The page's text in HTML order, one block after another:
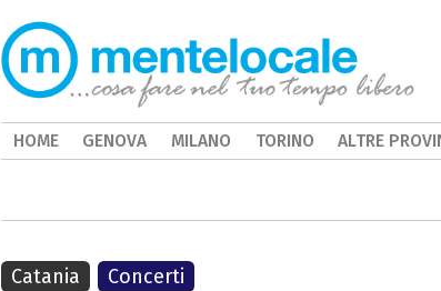
Catania Concerti
HOME GENOVA MILANO TORINO ALTRE